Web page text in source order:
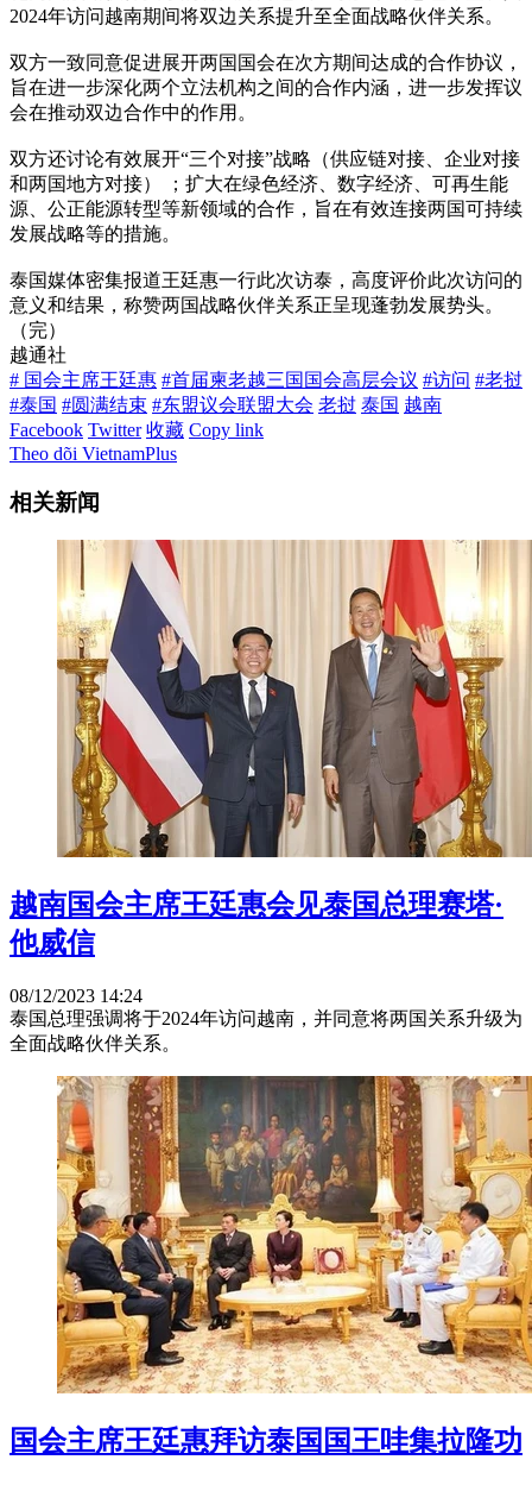
2024年访问越南期间将双边关系提升至全面战略伙伴关系。
双方一致同意促进展开两国国会在次方期间达成的合作协议，
旨在进一步深化两个立法机构之间的合作内涵，进一步发挥议
会在推动双边合作中的作用。
双方还讨论有效展开“三个对接”战略（供应链对接、企业对接
和两国地方对接） ；扩大在绿色经济、数字经济、可再生能
源、公正能源转型等新领域的合作，旨在有效连接两国可持续
发展战略等的措施。
泰国媒体密集报道王廷惠一行此次访泰，高度评价此次访问的
意义和结果，称赞两国战略伙伴关系正呈现蓬勃发展势头。
（完）
越通社
# 国会主席王廷惠 #首届柬老越三国国会高层会议 #访问 #老挝
#泰国 #圆满结束 #东盟议会联盟大会 老挝 泰国 越南
Facebook Twitter 收藏 Copy link
Theo dõi VietnamPlus
相关新闻
越南国会主席王廷惠会见泰国总理赛塔·
他威信
08/12/2023 14:24
泰国总理强调将于2024年访问越南，并同意将两国关系升级为
全面战略伙伴关系。
国会主席王廷惠拜访泰国国王哇集拉隆功